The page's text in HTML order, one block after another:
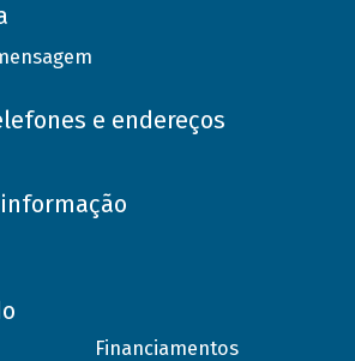
e endereços
Financiamentos